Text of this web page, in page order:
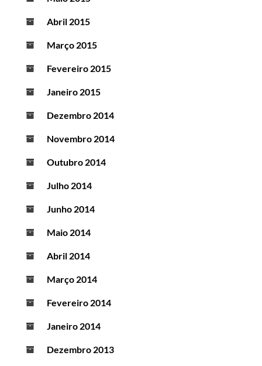
Abril 2015
Março 2015
Fevereiro 2015
Janeiro 2015
Dezembro 2014
Novembro 2014
Outubro 2014
Julho 2014
Junho 2014
Maio 2014
Abril 2014
Março 2014
Fevereiro 2014
Janeiro 2014
Dezembro 2013